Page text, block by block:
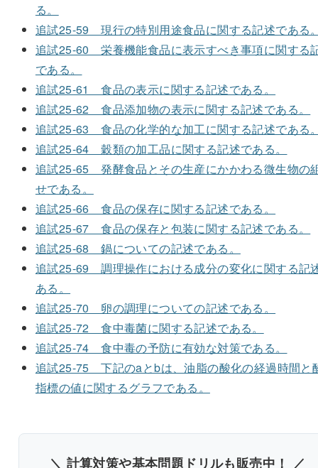
る。
追試25-59 現行の特別用途食品に関する記述である
追試25-60 栄養機能食品に表示すべき事項に関する
である。
追試25-61 食品の表示に関する記述である。
追試25-62 食品添加物の表示に関する記述である。
追試25-63 食品の化学的な加工に関する記述である
追試25-64 穀類の加工品に関する記述である。
追試25-65 発酵食品とその生産にかかわる微生物の
せである。
追試25-66 食品の保存に関する記述である。
追試25-67 食品の保存と包装に関する記述である。
追試25-68 鍋についての記述である。
追試25-69 調理操作における成分の変化に関する記
ある。
追試25-70 卵の調理についての記述である。
追試25-72 食中毒菌に関する記述である。
追試25-74 食中毒の予防に有効な対策である。
追試25-75 下記のaとbは、油脂の酸化の経過時間と
指標の値に関するグラフである。
＼ 計算対策や基本問題ドリルも販売中！ ／